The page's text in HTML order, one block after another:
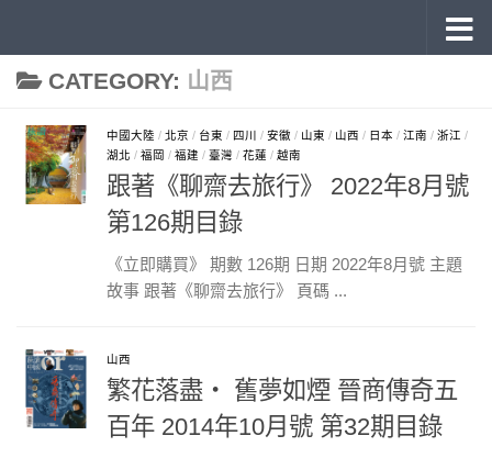
CATEGORY: 山西
中國大陸 / 北京 / 台東 / 四川 / 安徽 / 山東 / 山西 / 日本 / 江南 / 浙江 /
湖北 / 福岡 / 福建 / 臺灣 / 花蓮 / 越南
跟著《聊齋去旅行》 2022年8月號
第126期目錄
《立即購買》 期數 126期 日期 2022年8月號 主題
故事 跟著《聊齋去旅行》 頁碼 ...
山西
繁花落盡‧ 舊夢如煙 晉商傳奇五
百年 2014年10月號 第32期目錄